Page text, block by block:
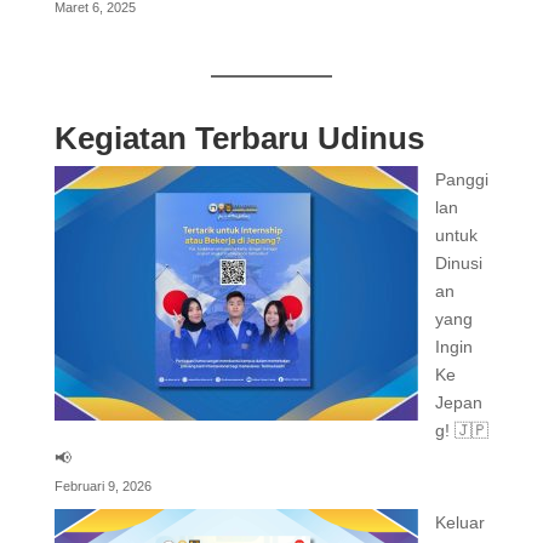
Maret 6, 2025
Kegiatan Terbaru Udinus
Panggi
lan
untuk
Dinusi
an
yang
Ingin
Ke
Jepan
g! 🇯🇵
📢
Februari 9, 2026
Keluar